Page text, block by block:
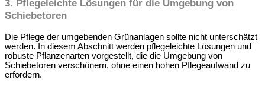
3. Pflegeleichte Lösungen für die Umgebung von
Schiebetoren
Die Pflege der umgebenden Grünanlagen sollte nicht unterschätzt
werden. In diesem Abschnitt werden pflegeleichte Lösungen und
robuste Pflanzenarten vorgestellt, die die Umgebung von
Schiebetoren verschönern, ohne einen hohen Pflegeaufwand zu
erfordern.